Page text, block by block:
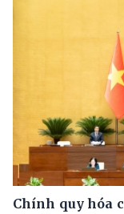
Chính quy hóa